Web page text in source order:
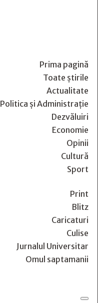
Prima pagină
Toate știrile
Actualitate
Politica și Administrație
Dezvăluiri
Economie
Opinii
Cultură
Sport
Print
Blitz
Caricaturi
Culise
Jurnalul Universitar
Omul saptamanii